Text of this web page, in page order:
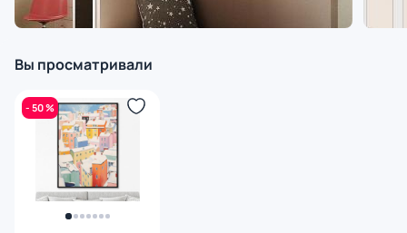
Вы просматривали
- 50 %